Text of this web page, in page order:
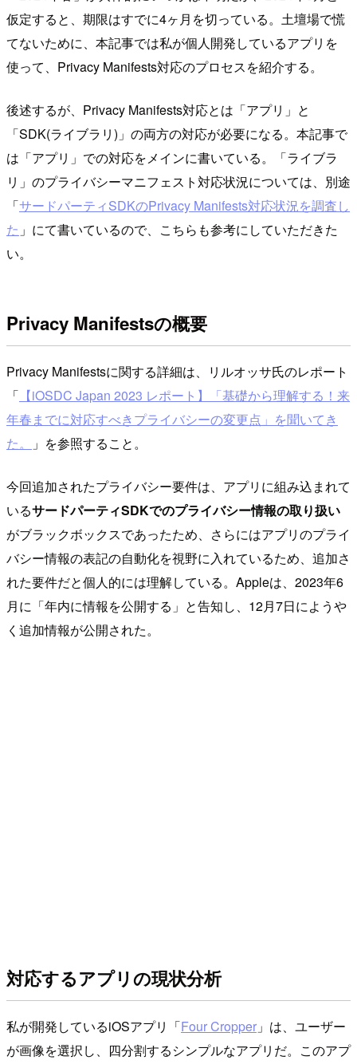
仮定すると、期限はすでに4ヶ月を切っている。土壇場で慌
てないために、本記事では私が個人開発しているアプリを
使って、Privacy Manifests対応のプロセスを紹介する。
後述するが、Privacy Manifests対応とは「アプリ」と
「SDK(ライブラリ)」の両方の対応が必要になる。本記事で
は「アプリ」での対応をメインに書いている。「ライブラ
リ」のプライバシーマニフェスト対応状況については、別途
「サードパーティSDKのPrivacy Manifests対応状況を調査し
た 」にて書いているので、こちらも参考にしていただきた
い。
Privacy Manifestsの概要
Privacy Manifestsに関する詳細は、リルオッサ氏のレポート
「 【iOSDC Japan 2023 レポート】「基礎から理解する！来
年春までに対応すべきプライバシーの変更点」を聞いてき
た。
」を参照すること。
今回追加されたプライバシー要件は、アプリに組み込まれて
いるサードパーティSDKでのプライバシー情報の取り扱い
がブラックボックスであったため、さらにはアプリのプライ
バシー情報の表記の自動化を視野に入れているため、追加さ
れた要件だと個人的には理解している。Appleは、2023年6
月に「年内に情報を公開する」と告知し、12月7日にようや
く追加情報が公開された。
対応するアプリの現状分析
私が開発しているiOSアプリ「Four Cropper 」は、ユーザー
が画像を選択し、四分割するシンプルなアプリだ。このアプ